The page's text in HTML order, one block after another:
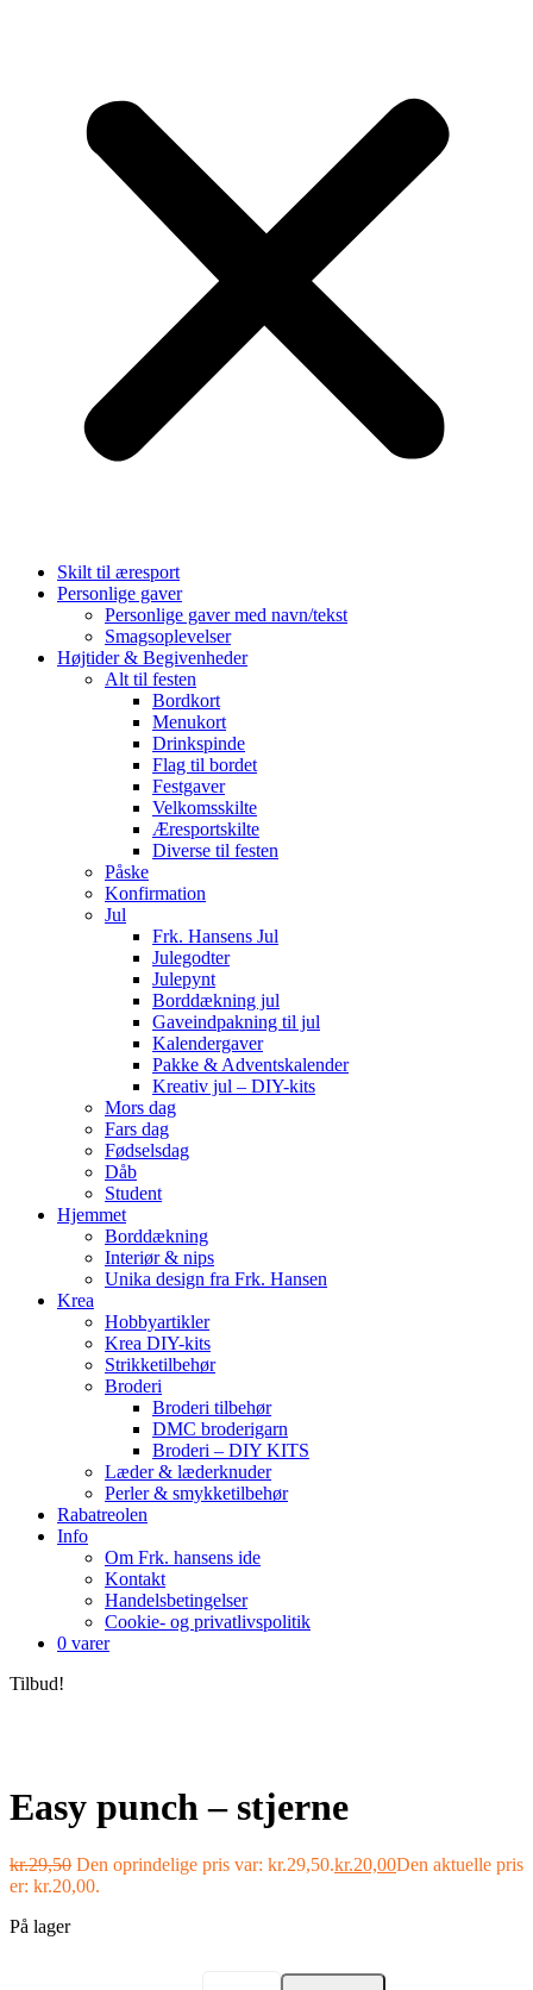
Skilt til æresport
Personlige gaver
Personlige gaver med navn/tekst
Smagsoplevelser
Højtider & Begivenheder
Alt til festen
Bordkort
Menukort
Drinkspinde
Flag til bordet
Festgaver
Velkomsskilte
Æresportskilte
Diverse til festen
Påske
Konfirmation
Jul
Frk. Hansens Jul
Julegodter
Julepynt
Borddækning jul
Gaveindpakning til jul
Kalendergaver
Pakke & Adventskalender
Kreativ jul – DIY-kits
Mors dag
Fars dag
Fødselsdag
Dåb
Student
Hjemmet
Borddækning
Interiør & nips
Unika design fra Frk. Hansen
Krea
Hobbyartikler
Krea DIY-kits
Strikketilbehør
Broderi
Broderi tilbehør
DMC broderigarn
Broderi – DIY KITS
Læder & læderknuder
Perler & smykketilbehør
Rabatreolen
Info
Om Frk. hansens ide
Kontakt
Handelsbetingelser
Cookie- og privatlivspolitik
0 varer
Tilbud!
Easy punch – stjerne
kr.29,50 Den oprindelige pris var: kr.29,50.kr.20,00Den aktuelle pris
er: kr.20,00.
På lager